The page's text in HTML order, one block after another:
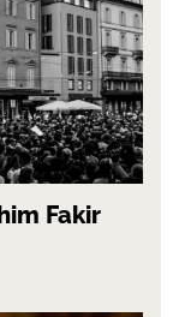
Fakir